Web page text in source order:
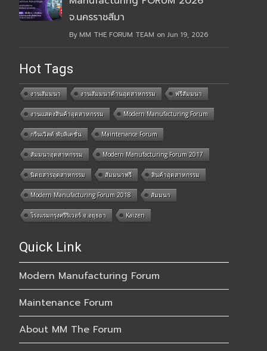
จ.นครราชสีมา
By MM THE FORUM TEAM on Jun 19, 2026
Hot Tags
งานสัมมนา งานสัมมนาด้านอุตสาหกรรม ฟรีสัมมนา
งานแสดงสินค้าอุตสาหกรรม Modern Manufacturing Forum
กรีนเวิลด์ พับลิเคชั่น Maintenance Forum
สัมมนาอุตสาหกรรม Modern Manufacturing Forum 2017
นิตยสารอุตสาหกรรม สัมมนาฟรี สินค้าอุตสาหกรรม
Modern Manufacturing Forum 2018 สัมมนา
โรงแรมกรุงศรีริเวอร์ จ.อยุธยา Kaizen
Quick Link
Modern Manufacturing Forum
Maintenance Forum
About MM The Forum